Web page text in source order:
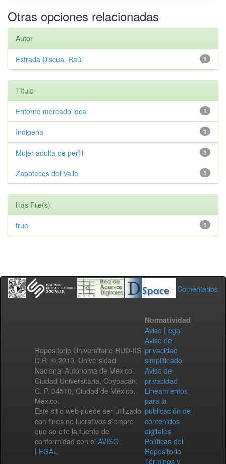
Otras opciones relacionadas
Autor
1
Estrada Discua, Raúl
Título
1
Entorno mercado local
1
Indigena
1
Mujer adulta de perfil
1
Zapotecos del Valle
Has File(s)
1
true
Comentarios
Repositorio Universitario RUD-IIS
D.R. © 2010. Universidad
Nacional Autónoma de México.
Ciudad Universitaria, Coyoacán,
C. P. 04510, Ciudad de México,
México.
Este sitio web puede ser utilizado
con fines no lucrativos siempre
que se cite la fuente de
conformidad con el AVISO
LEGAL.
Normatividad
Aviso Legal
Aviso de
privacidad
simplificado
Aviso de
privacidad
Lineamientos
para la
publicación de
contenidos
digitales
Políticas del
Repositorio
Términos y